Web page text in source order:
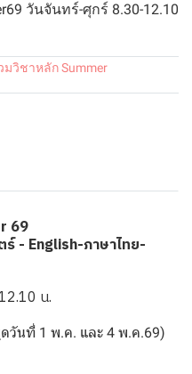
วันจันทร์-ศุกร์ 8.30-12.10
มวิชาหลัก Summer
69
- English-ภาษาไทย-
น.
วันที่ 1 พ.ค. และ 4 พ.ค.69)